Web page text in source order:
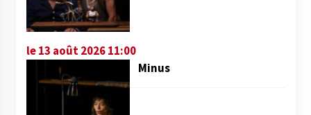
le 13 août 2026 11:00
Minus